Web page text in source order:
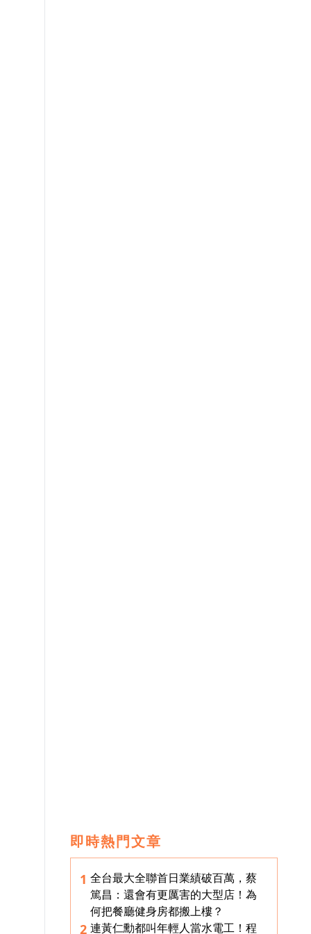
即時熱門文章
1 全台最大全聯首日業績破百萬，蔡
篤昌：還會有更厲害的大型店！為
何把餐廳健身房都搬上樓？
2 連黃仁勳都叫年輕人當水電工！程